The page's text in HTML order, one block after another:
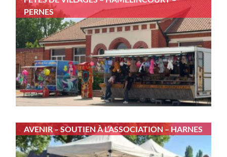
PERNES
AVENIR – SOUTIEN À L’ASSOCIATION – HARNES